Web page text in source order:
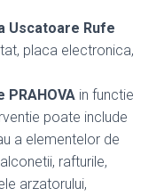
Uscatoare Rufe
placa electronica,
PRAHOVA in functie
poate include
a elementelor de
rafturile,
arzatorului,